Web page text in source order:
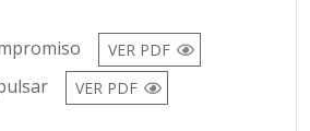
VER PDF
VER PDF